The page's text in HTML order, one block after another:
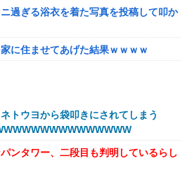
ニ過ぎる浴衣を着た写真を投稿して叩か
に住ませてあげた結果ｗｗｗｗ
←思い浮かべたもの
子猫の取っ組み合い！
ラ演奏家「ゲーム音楽をやらないと儲か
イライラする😡」
トウヨから袋叩きにされてしまう
パンタワー、二段目も判明しているらし